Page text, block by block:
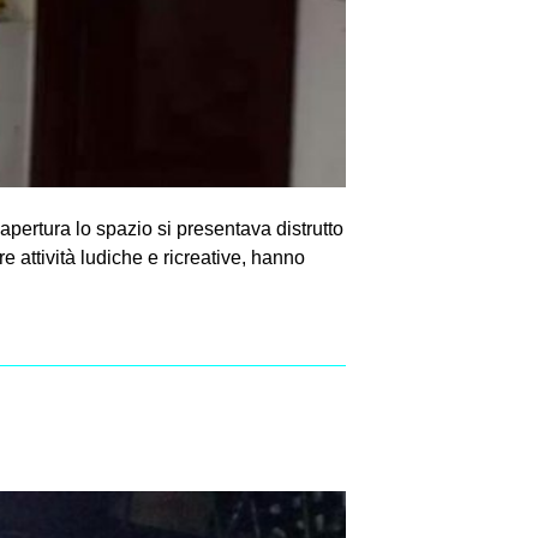
lo spazio si presentava distrutto
attività ludiche e ricreative, hanno